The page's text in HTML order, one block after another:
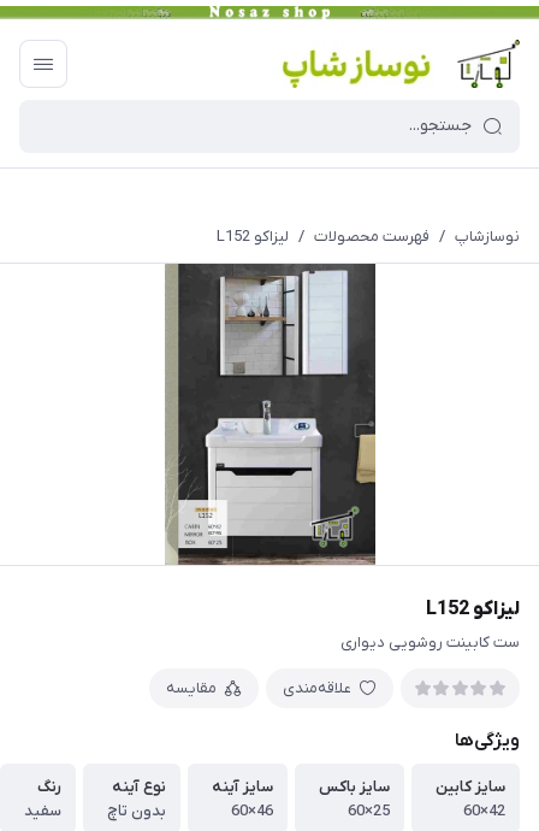
نوسازشاپ / فهرست محصولات / لیزاکو L152
لیزاکو L152
ست کابینت روشویی دیواری
علاقه‌مندی مقایسه
ویژگی‌ها
سایز کابین
42×60
سایز باکس
25×60
سایز آینه
46×60
نوع آینه
بدون تاچ
رنگ
سفید